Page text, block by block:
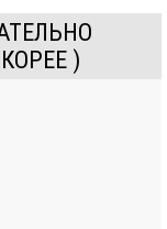
)